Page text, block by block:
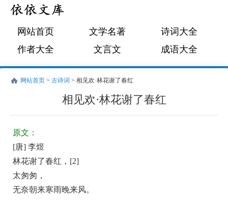
网站首页 文学名著
诗词大全
作者大全
文言文 成语大全
网站首页 > 古诗词 > 相见欢·林花谢了春红
相见欢·林花谢了春红
唐
李
煜
古
诗
词:
相
见
欢
原文：
[唐] 李煜
林花谢了春红，[2]
太匆匆，
无奈朝来寒雨晚来风。